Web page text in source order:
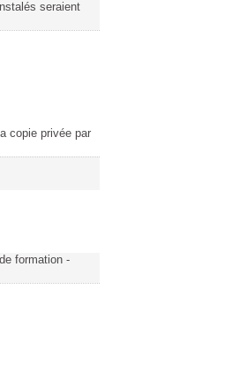
seraient
copie privée par
formation -